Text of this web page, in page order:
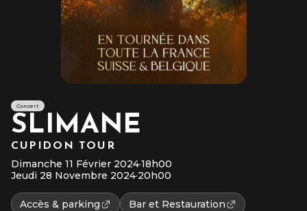
Concert
SLIMANE
CUPIDON TOUR
Dimanche 11 Février 2024·18h00
Jeudi 28 Novembre 2024·20h00
Accès & parking
Bar et Restauration